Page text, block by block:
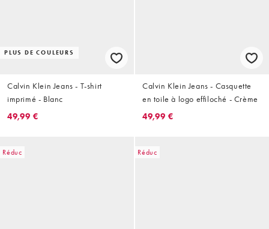
PLUS DE COULEURS
Calvin Klein Jeans - T-shirt
imprimé - Blanc
49,99 €
Calvin Klein Jeans - Casquette
en toile à logo effiloché - Crème
49,99 €
Réduc Réduc